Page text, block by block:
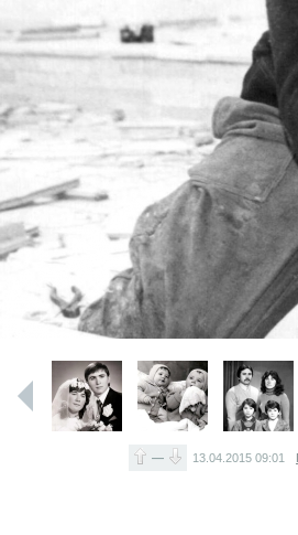
— 13.04.2015 09:01